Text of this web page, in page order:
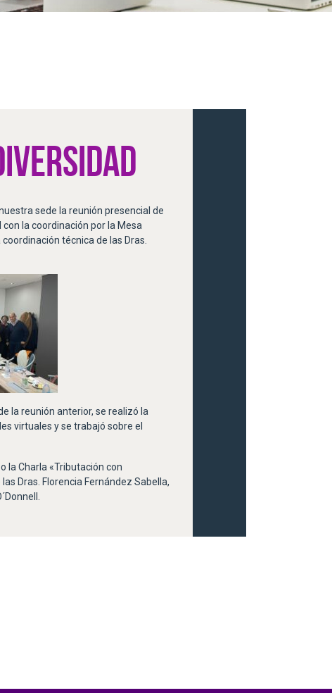
sede la reunión presencial de
con la coordinación por la Mesa
técnica de las Dras.
la reunión anterior, se realizó la
virtuales y se trabajó sobre el
la Charla «Tributación con
Dras. Florencia Fernández Sabella,